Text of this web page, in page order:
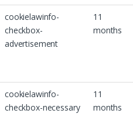
cookielawinfo-
checkbox-
advertisement
11
months
cookielawinfo-
checkbox-necessary
11
months